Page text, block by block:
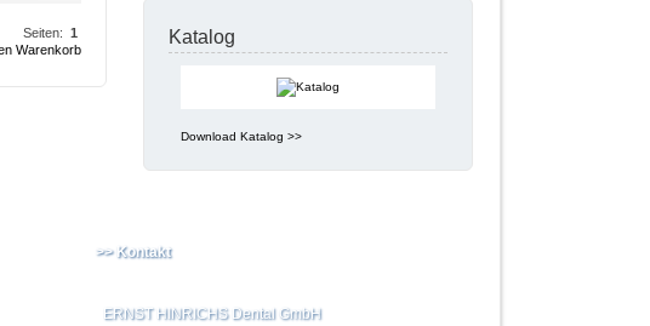
Seiten: 1 Katalog
Download Katalog >>
>> Kontakt
ERNST HINRICHS Dental GmbH